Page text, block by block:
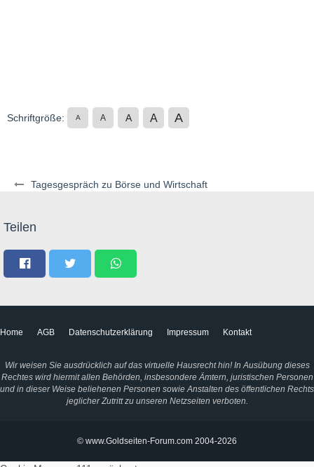
Tagesgespräch zu Börse und Wirtschaft
Schriftgröße: A A A A A
Teilen
Home AGB Datenschutzerklärung Impressum Kontakt
Wir weisen Sie ausdrücklich auf das virtuelle Hausrecht hin! In Ausübung dieses
Rechtes wird hiermit allen Behörden, insbesondere Ämtern, juristischen Personen
und in dieser Weise beliehenen Personen sowie Anstalten des öffentlichen Rechts
jeglicher Zutritt zu unseren Netzseiten verboten.
© www.Goldseiten-Forum.com 2004-2026